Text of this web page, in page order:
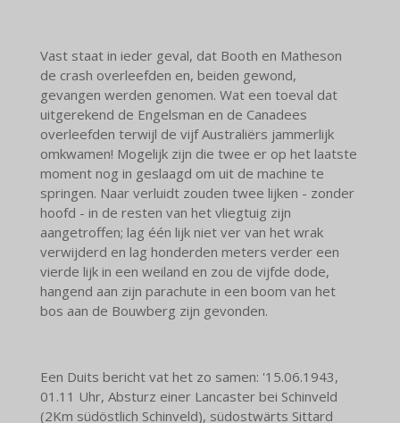
Vast staat in ieder geval, dat Booth en Matheson
de crash overleefden en, beiden gewond,
gevangen werden genomen. Wat een toeval dat
uitgerekend de Engelsman en de Canadees
overleefden terwijl de vijf Australiërs jammerlijk
omkwamen! Mogelijk zijn die twee er op het laatste
moment nog in geslaagd om uit de machine te
springen. Naar verluidt zouden twee lijken - zonder
hoofd - in de resten van het vliegtuig zijn
aangetroffen; lag één lijk niet ver van het wrak
verwijderd en lag honderden meters verder een
vierde lijk in een weiland en zou de vijfde dode,
hangend aan zijn parachute in een boom van het
bos aan de Bouwberg zijn gevonden.
Een Duits bericht vat het zo samen: '15.06.1943,
01.11 Uhr, Absturz einer Lancaster bei Schinveld
(2Km südöstlich Schinveld), südostwärts Sittard